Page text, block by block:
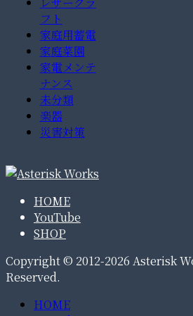
フト
家庭用蓄電
家庭菜園
家電メンテ
ナンス
未分類
楽器
災害対策
HOME
YouTube
SHOP
Copyright © 2012-2026 Asterisk
Reserved.
HOME